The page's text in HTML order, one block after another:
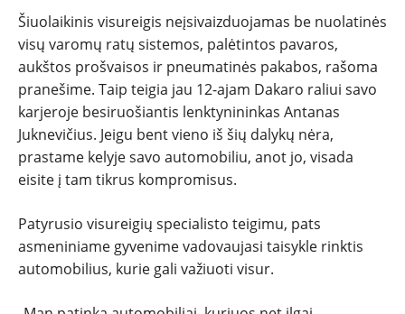
NAUJIENOS
TESTAI
NAUJI
NAUDOTI
Šiuolaikinis visureigis neįsivaizduojamas be nuolatinės
visų varomų ratų sistemos, palėtintos pavaros,
aukštos prošvaisos ir pneumatinės pakabos, rašoma
pranešime. Taip teigia jau 12-ajam Dakaro raliui savo
karjeroje besiruošiantis lenktynininkas Antanas
Juknevičius. Jeigu bent vieno iš šių dalykų nėra,
prastame kelyje savo automobiliu, anot jo, visada
eisite į tam tikrus kompromisus.
Patyrusio visureigių specialisto teigimu, pats
asmeniniame gyvenime vadovaujasi taisykle rinktis
automobilius, kurie gali važiuoti visur.